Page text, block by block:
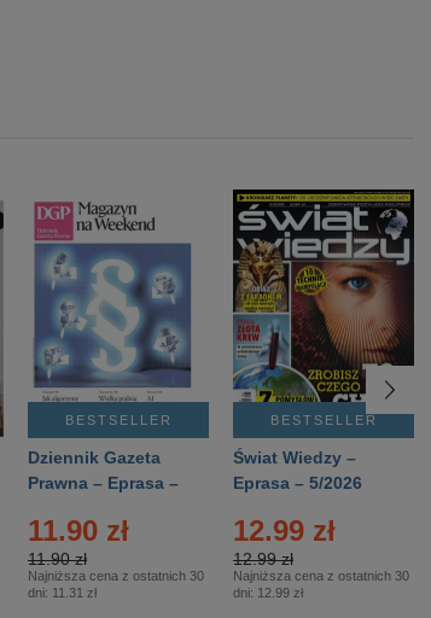
BESTSELLER
Dziennik Gazeta
Prawna – Eprasa –
11.90 zł
11.90 zł
Najniższa cena z ostatnich 30
dni: 11.31 zł
BESTSELLER
Świat Wiedzy –
Eprasa – 5/2026
12.99 zł
12.99 zł
Najniższa cena z ostatnich 30
dni: 12.99 zł